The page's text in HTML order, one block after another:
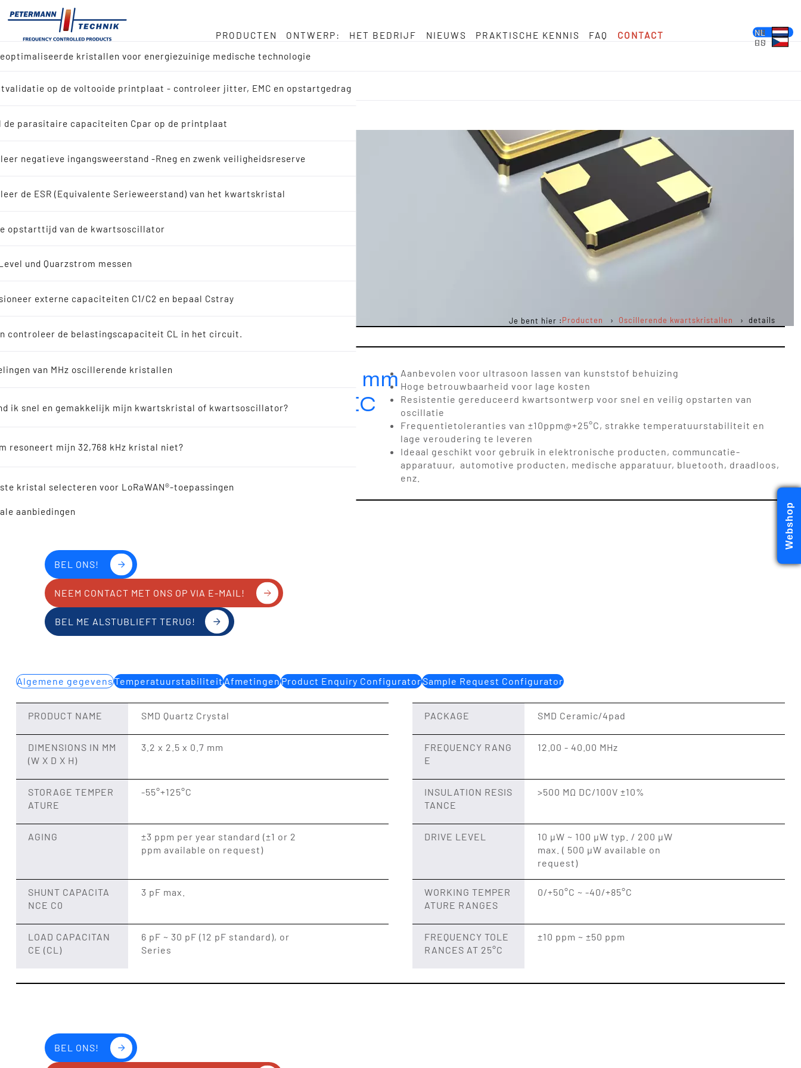
PRODUCTEN
kHz oplossingen
aanbiedingen
ONTWERP: HET BEDRIJF NIEUWS
PRAKTISCHE KENNIS
kristallen voor energiezuinige medische technologie
op de voltooide printplaat - controleer jitter, EMC en opstartgedrag
de parasitaire capaciteiten Cpar op de printplaat
negatieve ingangsweerstand -Rneg en zwenk veiligheidsreserve
de ESR (Equivalente Serieweerstand) van het kwartskristal
opstarttijd van de kwartsoscillator
und Quarzstrom messen
externe capaciteiten C1/C2 en bepaal Cstray
controleer de belastingscapaciteit CL in het circuit.
van MHz oscillerende kristallen
ik snel en gemakkelijk mijn kwartskristal of kwartsoscillator?
resoneert mijn 32,768 kHz kristal niet?
kristal selecteren voor LoRaWAN®-toepassingen
FAQ CONTACT DE
EN
FR
ES
PL
IT
NL
HU
CS
Je bent hier :Producten Oscillerende kwartskristallen details
SMD QUARTZ CRYSTAL 3.2 x 2.5 mm
12.0 - 40.0 MHz FOR ULTRASONIC
Aanbevolen voor ultrasoon lassen van kunststof behuizing
Hoge betrouwbaarheid voor lage kosten
Resistentie gereduceerd kwartsontwerp voor snel en veilig opstarten van
oscillatie
Frequentietoleranties van ±10ppm@+25°C, strakke temperatuurstabiliteit en
lage veroudering te leveren
Ideaal geschikt voor gebruik in elektronische producten, communcatie-
apparatuur, automotive producten, medische apparatuur, bluetooth, draadloos,
enz.
BEL ONS!
NEEM CONTACT MET ONS OP VIA E-MAIL!
BEL ME ALSTUBLIEFT TERUG!
Algemene gegevensTemperatuurstabiliteitAfmetingenProduct Enquiry ConfiguratorSample Request Configurator
PRODUCT NAME SMD Quartz Crystal PACKAGE SMD Ceramic/4pad
DIMENSIONS IN MM
(W X D X H)
3.2 x 2.5 x 0.7 mm
FREQUENCY RANG
E
12.00 - 40.00 MHz
STORAGE TEMPER
ATURE
-55°+125°C
INSULATION RESIS
TANCE
>500 MΩ DC/100V ±10%
AGING
±3 ppm per year standard (±1 or 2
ppm available on request)
DRIVE LEVEL
10 μW ~ 100 μW typ. / 200 μW
max. ( 500 μW available on
request)
SHUNT CAPACITA
NCE C0
3 pF max.
WORKING TEMPER
ATURE RANGES
0/+50°C ~ -40/+85°C
LOAD CAPACITAN
CE (CL)
6 pF ~ 30 pF (12 pF standard), or
Series
FREQUENCY TOLE
RANCES AT 25°C
±10 ppm ~ ±50 ppm
BEL ONS!
Webshop